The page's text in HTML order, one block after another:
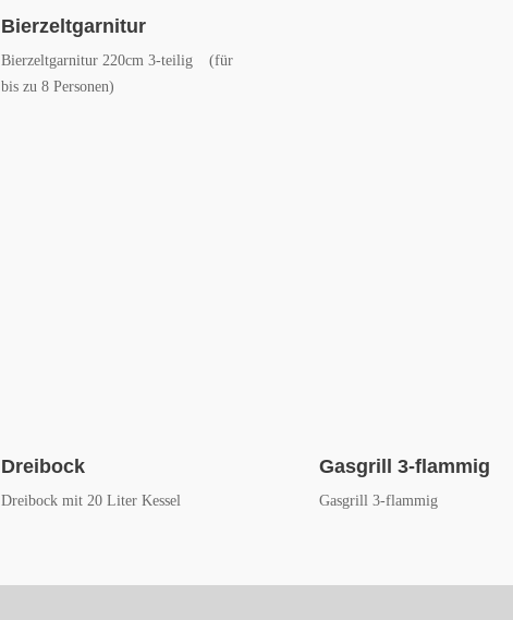
Bierzeltgarnitur
Bierzeltgarnitur 220cm 3-teilig (für
bis zu 8 Personen)
Dreibock
Dreibock mit 20 Liter Kessel
Gasgrill 3-flammig
Gasgrill 3-flammig